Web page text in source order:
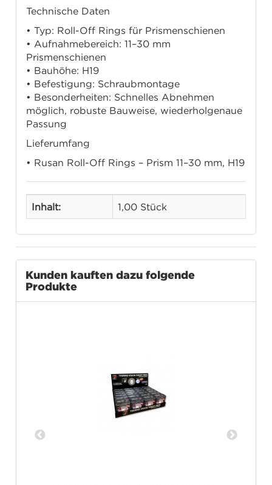
Technische Daten
• Typ: Roll-Off Rings für Prismenschienen
• Aufnahmebereich: 11–30 mm
Prismenschienen
• Bauhöhe: H19
• Befestigung: Schraubmontage
• Besonderheiten: Schnelles Abnehmen
möglich, robuste Bauweise, wiederholgenaue
Passung
Lieferumfang
• Rusan Roll-Off Rings – Prism 11–30 mm, H19
Inhalt: 1,00 Stück
Kunden kauften dazu folgende
Produkte